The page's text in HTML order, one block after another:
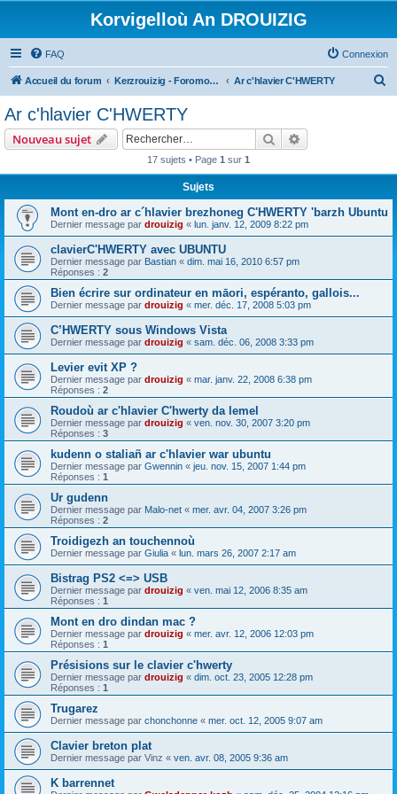
Korvigelloù An DROUIZIG
FAQ Connexion
Accueil du forum Kerzrouizig - Foromoù An Drouizig Ar c'hlavier C'HWERTY
Ar c'hlavier C'HWERTY
Nouveau sujet Rechercher
17 sujets • Page 1 sur 1
Sujets
Mont en-dro ar c´hlavier brezhoneg C'HWERTY 'barzh Ubuntu
Dernier message par drouizig « lun. janv. 12, 2009 8:22 pm
clavierC'HWERTY avec UBUNTU
Dernier message par Bastian « dim. mai 16, 2010 6:57 pm
Réponses : 2
Bien écrire sur ordinateur en māori, espéranto, gallois...
Dernier message par drouizig « mer. déc. 17, 2008 5:03 pm
C’HWERTY sous Windows Vista
Dernier message par drouizig « sam. déc. 06, 2008 3:33 pm
Levier evit XP ?
Dernier message par drouizig « mar. janv. 22, 2008 6:38 pm
Réponses : 2
Roudoù ar c'hlavier C'hwerty da lemel
Dernier message par drouizig « ven. nov. 30, 2007 3:20 pm
Réponses : 3
kudenn o staliañ ar c'hlavier war ubuntu
Dernier message par Gwennin « jeu. nov. 15, 2007 1:44 pm
Réponses : 1
Ur gudenn
Dernier message par Malo-net « mer. avr. 04, 2007 3:26 pm
Réponses : 2
Troidigezh an touchennoù
Dernier message par Giulia « lun. mars 26, 2007 2:17 am
Bistrag PS2 <=> USB
Dernier message par drouizig « ven. mai 12, 2006 8:35 am
Réponses : 1
Mont en dro dindan mac ?
Dernier message par drouizig « mer. avr. 12, 2006 12:03 pm
Réponses : 1
Présisions sur le clavier c'hwerty
Dernier message par drouizig « dim. oct. 23, 2005 12:28 pm
Réponses : 1
Trugarez
Dernier message par chonchonne « mer. oct. 12, 2005 9:07 am
Clavier breton plat
Dernier message par Vinz « ven. avr. 08, 2005 9:36 am
K barrennet